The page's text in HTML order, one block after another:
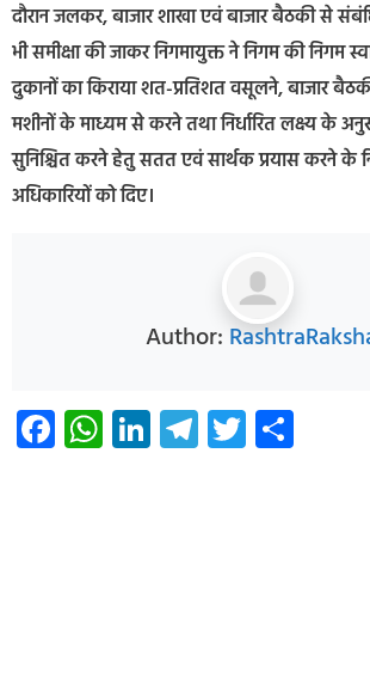
दौरान जलकर, बाजार शाखा एवं बाजार बैठकी से
भी समीक्षा की जाकर निगमायुक्त ने निगम की निगम
दुकानों का किराया शत-प्रतिशत वसूलने, बाजार
मशीनों के माध्यम से करने तथा निर्धारित लक्ष्य के
सुनिश्चित करने हेतु सतत एवं सार्थक प्रयास करने के
अधिकारियों को दिए।
Author:
Facebook
WhatsApp
LinkedIn
Telegram
Twitter